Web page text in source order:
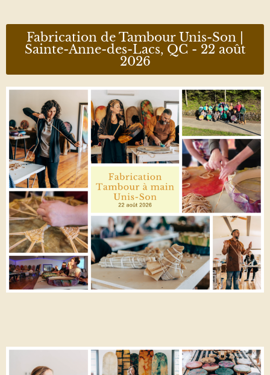
Fabrication de Tambour Unis-Son |
Sainte-Anne-des-Lacs, QC - 22 août
2026